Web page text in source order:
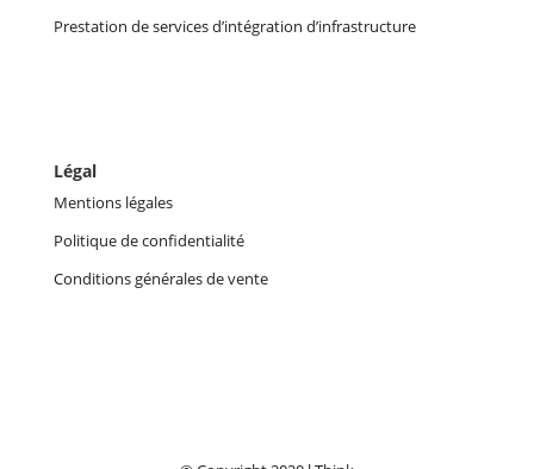
Prestation de services d’intégration d’infrastructure
Légal
Mentions légales
Politique de confidentialité
Conditions générales de vente